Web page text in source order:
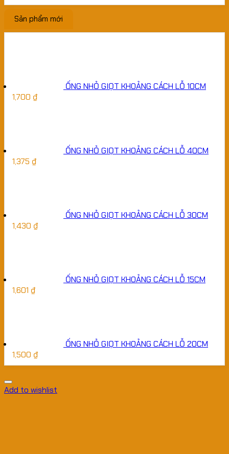
Sản phẩm mới
ỐNG NHỎ GIỌT KHOẢNG CÁCH LỖ 10CM
1,700 ₫
ỐNG NHỎ GIỌT KHOẢNG CÁCH LỖ 40CM
1,375 ₫
ỐNG NHỎ GIỌT KHOẢNG CÁCH LỖ 30CM
1,430 ₫
ỐNG NHỎ GIỌT KHOẢNG CÁCH LỖ 15CM
1,601 ₫
ỐNG NHỎ GIỌT KHOẢNG CÁCH LỖ 20CM
1,500 ₫
Add to wishlist